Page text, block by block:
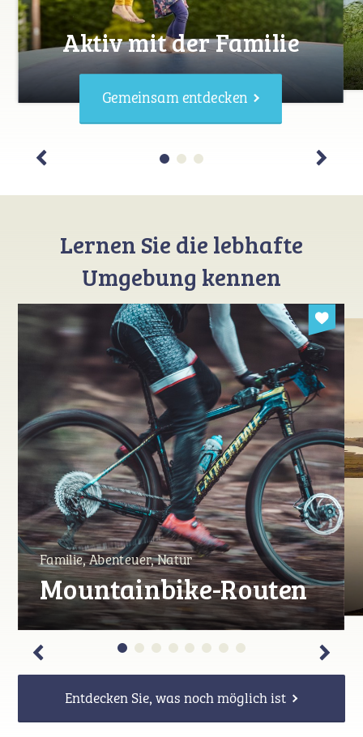
Aktiv mit der Familie
Gemeinsam entdecken
Lernen Sie die lebhafte
Umgebung kennen
Familie, Abenteuer, Natur
Mountainbike-Routen
Entdecken Sie, was noch möglich ist